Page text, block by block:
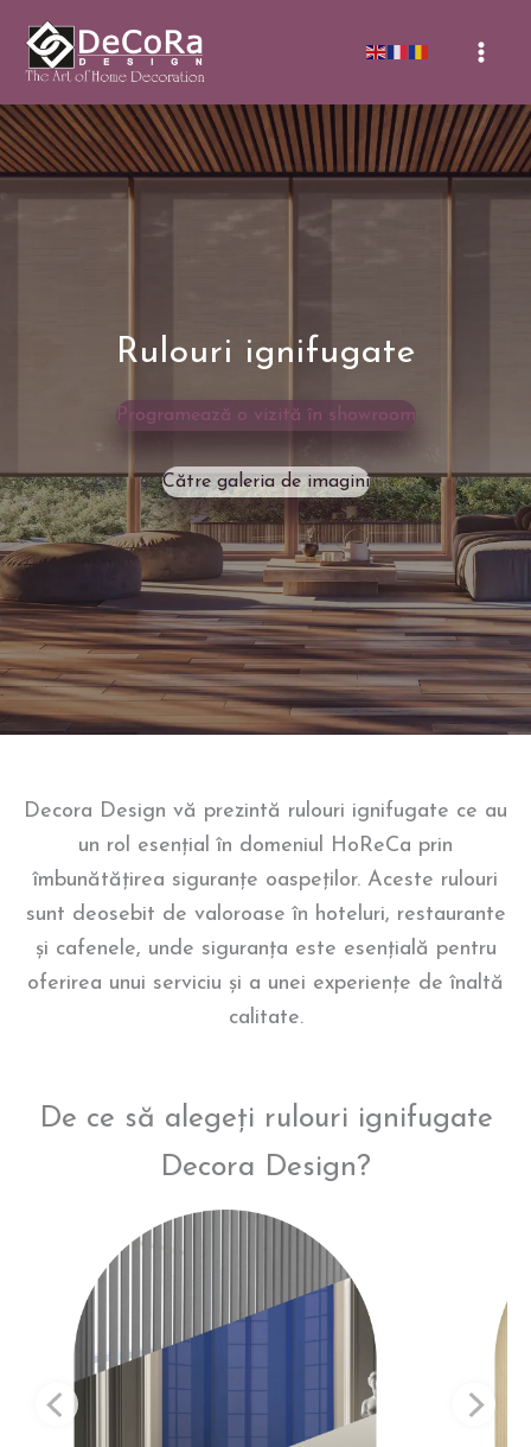
content
Rulouri ignifugate
Programează o vizită în showroom
Către galeria de imagini
Decora Design vă prezintă rulouri ignifugate ce au
un rol esențial în domeniul HoReCa prin
îmbunătățirea siguranțe oaspeților. Aceste rulouri
sunt deosebit de valoroase în hoteluri, restaurante
și cafenele, unde siguranța este esențială pentru
oferirea unui serviciu și a unei experiențe de înaltă
calitate.
De ce să alegeți rulouri ignifugate
Decora Design?